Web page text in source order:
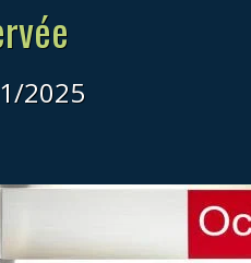
2025